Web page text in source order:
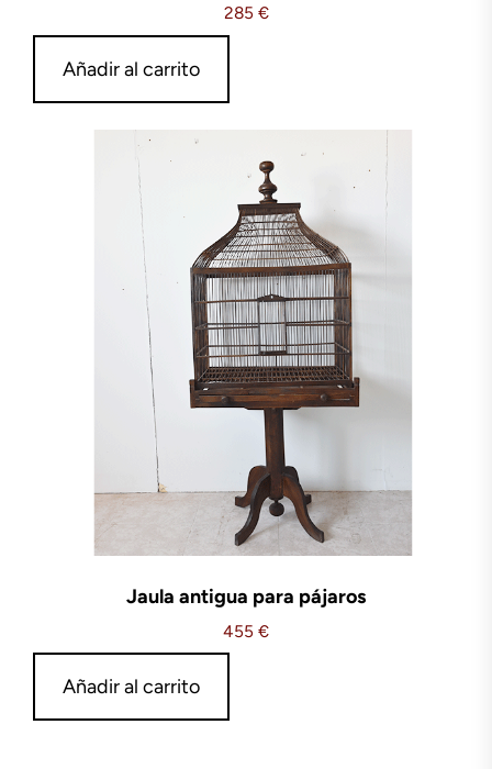
285 €
Añadir al carrito
Jaula antigua para pájaros
455 €
Añadir al carrito